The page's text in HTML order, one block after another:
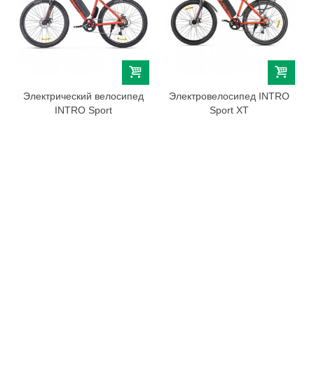
Электрический велосипед
INTRO Sport
Электровелосипед INTRO
Sport XT